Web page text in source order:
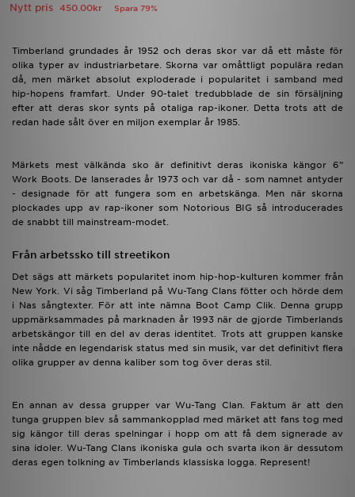
Nytt pris 450.00kr Spara 79%
Timberland grundades år 1952 och deras skor var då ett måste för
olika typer av industriarbetare. Skorna var omåttligt populära redan
då, men märket absolut exploderade i popularitet i samband med
hip-hopens framfart. Under 90-talet tredubblade de sin försäljning
efter att deras skor synts på otaliga rap-ikoner. Detta trots att de
redan hade sålt över en miljon exemplar år 1985.
Märkets mest välkända sko är definitivt deras ikoniska kängor 6”
Work Boots. De lanserades år 1973 och var då - som namnet antyder
- designade för att fungera som en arbetskänga. Men när skorna
plockades upp av rap-ikoner som Notorious BIG så introducerades
de snabbt till mainstream-modet.
Från arbetssko till streetikon
Det sägs att märkets popularitet inom hip-hop-kulturen kommer från
New York. Vi såg Timberland på Wu-Tang Clans fötter och hörde dem
i Nas sångtexter. För att inte nämna Boot Camp Clik. Denna grupp
uppmärksammades på marknaden år 1993 när de gjorde Timberlands
arbetskängor till en del av deras identitet. Trots att gruppen kanske
inte nådde en legendarisk status med sin musik, var det definitivt flera
olika grupper av denna kaliber som tog över deras stil.
En annan av dessa grupper var Wu-Tang Clan. Faktum är att den
tunga gruppen blev så sammankopplad med märket att fans tog med
sig kängor till deras spelningar i hopp om att få dem signerade av
sina idoler. Wu-Tang Clans ikoniska gula och svarta ikon är dessutom
deras egen tolkning av Timberlands klassiska logga. Represent!